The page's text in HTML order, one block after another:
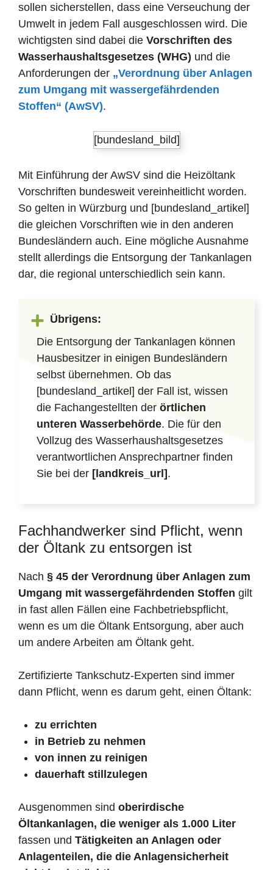
sollen sicherstellen, dass eine Verseuchung der
Umwelt in jedem Fall ausgeschlossen wird. Die
wichtigsten sind dabei die Vorschriften des
Wasserhaushaltsgesetzes (WHG) und die
Anforderungen der „Verordnung über Anlagen
zum Umgang mit wassergefährdenden
Stoffen“ (AwSV).
[bundesland_bild]
Mit Einführung der AwSV sind die Heizöltank
Vorschriften bundesweit vereinheitlicht worden.
So gelten in Würzburg und [bundesland_artikel]
die gleichen Vorschriften wie in den anderen
Bundesländern auch. Eine mögliche Ausnahme
stellt allerdings die Entsorgung der Tankanlagen
dar, die regional unterschiedlich sein kann.
Übrigens:
Die Entsorgung der Tankanlagen können
Hausbesitzer in einigen Bundesländern
selbst übernehmen. Ob das
[bundesland_artikel] der Fall ist, wissen
die Fachangestellten der örtlichen
unteren Wasserbehörde. Die für den
Vollzug des Wasserhaushaltsgesetzes
verantwortlichen Ansprechpartner finden
Sie bei der [landkreis_url] .
Fachhandwerker sind Pflicht, wenn
der Öltank zu entsorgen ist
Nach § 45 der Verordnung über Anlagen zum
Umgang mit wassergefährdenden Stoffen gilt
in fast allen Fällen eine Fachbetriebspflicht,
wenn es um die Öltank Entsorgung, aber auch
um andere Arbeiten am Öltank geht.
Zertifizierte Tankschutz-Experten sind immer
dann Pflicht, wenn es darum geht, einen Öltank:
zu errichten
in Betrieb zu nehmen
von innen zu reinigen
dauerhaft stillzulegen
Ausgenommen sind oberirdische
Öltankanlagen, die weniger als 1.000 Liter
fassen und Tätigkeiten an Anlagen oder
Anlagenteilen, die die Anlagensicherheit